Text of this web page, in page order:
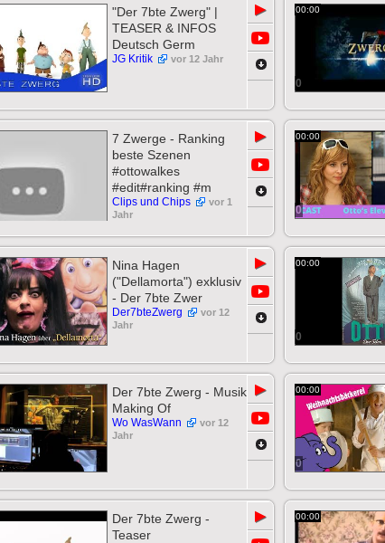
"Der 7bte Zwerg" |
TEASER & INFOS
Deutsch Germ
JG Kritik vor 12 Jahr
▶ 00:00
0
7 Zwerge - Ranking
beste Szenen
#ottowalkes
#edit#ranking #m
Clips und Chips
vor 1
Jahr
▶ 00:00
0
Nina Hagen
("Dellamorta") exklusiv
- Der 7bte Zwer
Der7bteZwerg
vor 12
Jahr
▶ 00:00
0
Der 7bte Zwerg - Musik
Making Of
Wo WasWann
vor 12
Jahr
▶ 00:00
0
Der 7bte Zwerg -
Teaser
▶ 00:00